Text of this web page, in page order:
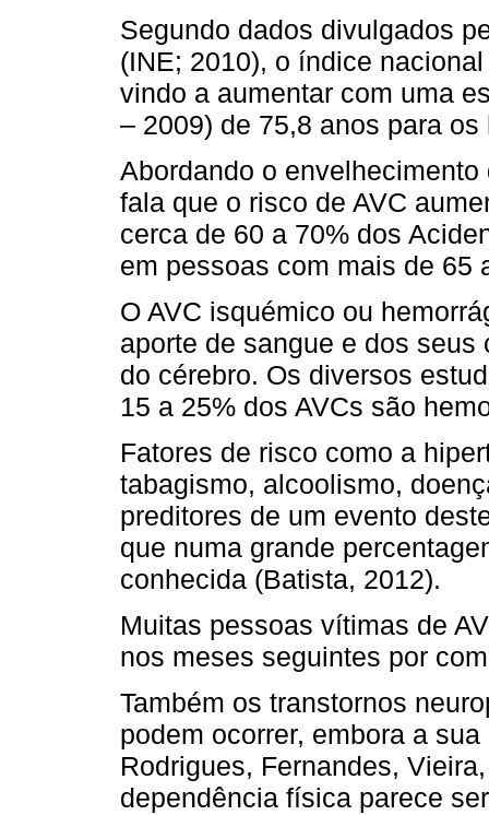
Segundo dados divulgados
(INE; 2010), o índice
vindo a aumentar com uma
– 2009) de 75,8 anos para
Abordando o
fala que o risco de AVC
cerca de 60 a 70% dos
em pessoas com mais de 65
O AVC isquémico ou
aporte de sangue e dos
do cérebro. Os diversos
15 a 25% dos AVCs são
Fatores de risco como a
tabagismo, alcoolismo,
preditores de um evento
que numa grande
conhecida (Batista, 2012).
Muitas pessoas vítimas de
nos meses seguintes por
Também os transtornos
podem ocorrer, embora a
Rodrigues, Fernandes,
dependência física parece